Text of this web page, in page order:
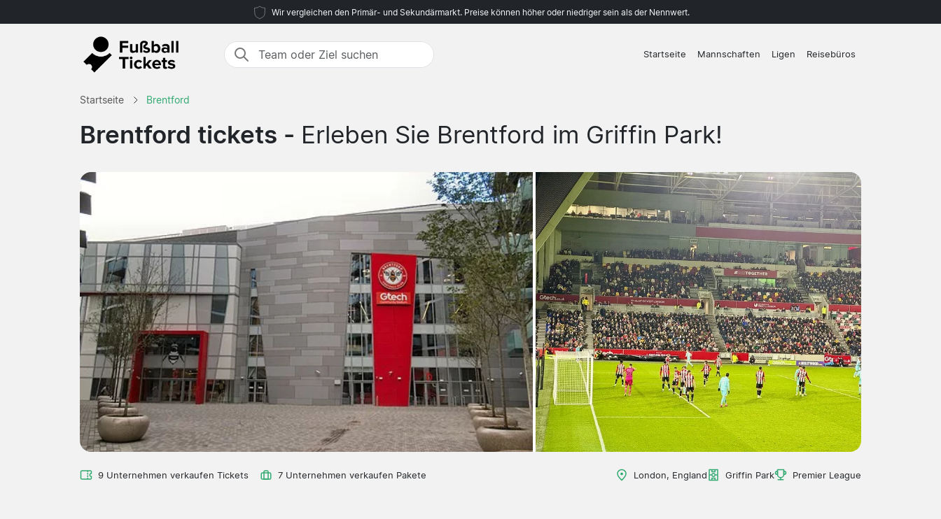
Wir vergleichen den Primär- und Sekundärmarkt. Preise können höher oder niedriger sein als der Nennwert.
Startseite Mannschaften Ligen Reisebüros
Startseite Brentford
Brentford tickets - Erleben Sie Brentford im Griffin Park!
9 Unternehmen verkaufen Tickets 7 Unternehmen verkaufen Pakete London, England Griffin Park Premier League